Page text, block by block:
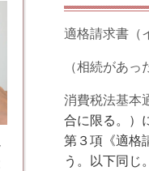
適格請求書（
（相続があっ
消費税法基本
合に限る。）
第３項《適格
う。以下同じ